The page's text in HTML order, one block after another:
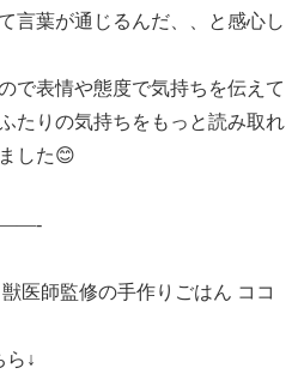
言葉が通じるんだ、、と感心し
で表情や態度で気持ちを伝えて
たりの気持ちをもっと読み取れ
した😊
医師監修の手作りごはん ココ
ら↓